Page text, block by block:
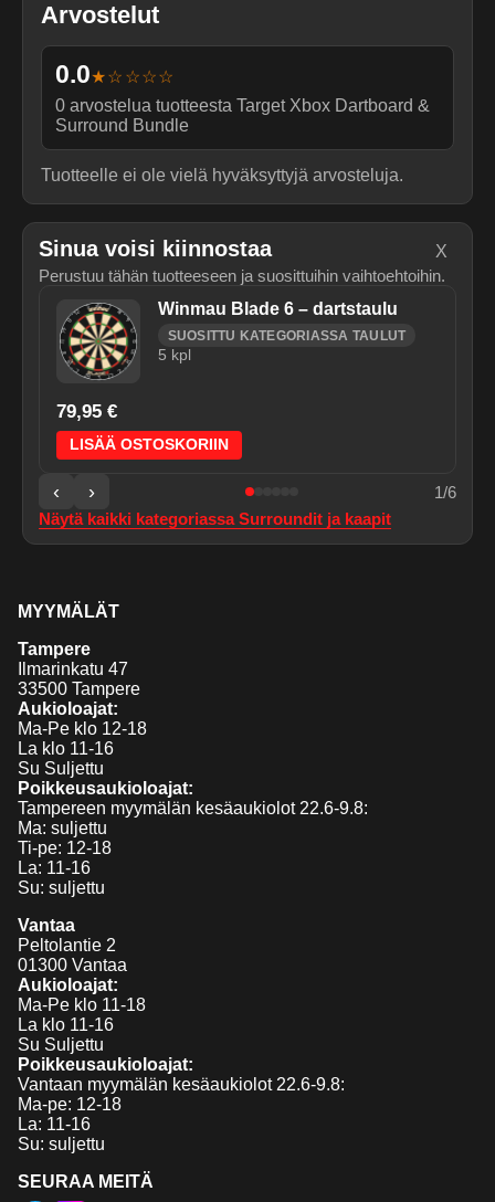
Arvostelut
0.0★☆☆☆☆
0 arvostelua tuotteesta Target Xbox Dartboard &
Surround Bundle
Tuotteelle ei ole vielä hyväksyttyjä arvosteluja.
Sinua voisi kiinnostaa
Perustuu tähän tuotteeseen ja suosittuihin vaihtoehtoihin.
X
Winmau Blade 6 – dartstaulu
SUOSITTU KATEGORIASSA TAULUT
5 kpl
79,95 €
LISÄÄ OSTOSKORIIN
‹ › 1/6
Näytä kaikki kategoriassaSurroundit ja kaapit
SEURAA MEITÄ
MYYMÄLÄT
Tampere
Ilmarinkatu 47
33500 Tampere
Aukioloajat:
Ma-Pe klo 12-18
La klo 11-16
Su Suljettu
Poikkeusaukioloajat:
Tampereen myymälän kesäaukiolot 22.6-9.8:
Ma: suljettu
Ti-pe: 12-18
La: 11-16
Su: suljettu
Vantaa
Peltolantie 2
01300 Vantaa
Aukioloajat:
Ma-Pe klo 11-18
La klo 11-16
Su Suljettu
Poikkeusaukioloajat:
Vantaan myymälän kesäaukiolot 22.6-9.8:
Ma-pe: 12-18
La: 11-16
Su: suljettu